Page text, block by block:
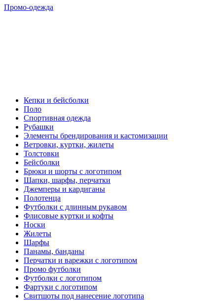
Промо-одежда
Кепки и бейсболки
Поло
Спортивная одежда
Рубашки
Элементы брендирования и кастомизации
Ветровки, куртки, жилеты
Толстовки
Бейсболки
Брюки и шорты с логотипом
Шапки, шарфы, перчатки
Джемперы и кардиганы
Полотенца
Футболки с длинным рукавом
Флисовые куртки и кофты
Носки
Жилеты
Шарфы
Панамы, банданы
Перчатки и варежки с логотипом
Промо футболки
Футболки с логотипом
Фартуки с логотипом
Свитшоты под нанесение логотипа